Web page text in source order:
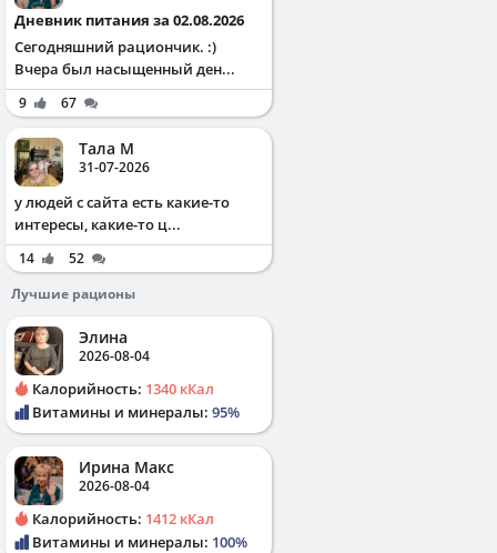
Дневник питания за 02.08.2026
Сегодняшний рациончик. :)
Вчера был насыщенный ден...
9 67
Тала М
31-07-2026
у людей с сайта есть какие-то
интересы, какие-то ц...
14
52
Лучшие рационы
Элина
2026-08-04
Калорийность: 1340 кКал
Витамины и минералы: 95%
Ирина Макс
2026-08-04
Калорийность: 1412 кКал
Витамины и минералы: 100%